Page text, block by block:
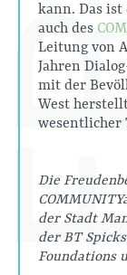
kann. Das
auch des
Leitung von
Jahren
mit der
West
wesentlicher
Die
der Stadt
der BT
Foundations